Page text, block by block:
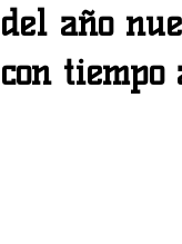
del año
con tiempo